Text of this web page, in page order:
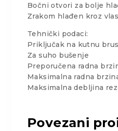
Bočni otvori za bolje
Zrakom hlađen kroz
Tehnički podaci:
Priključak na kutnu
Za suho bušenje
Preporučena radna
Maksimalna radna
Maksimalna debljina
Povezani